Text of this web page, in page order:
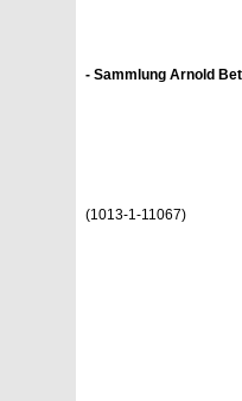
- Sammlung Arnold
(1013-1-11067)